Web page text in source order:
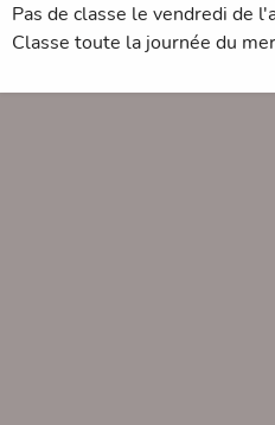
Pas de classe le vendredi de
Classe toute la journée du